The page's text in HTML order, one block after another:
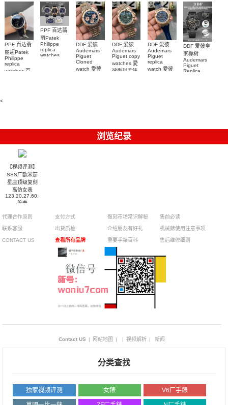
001包金真
钻 腕表
PPF 百达翡
丽超Patek
Philippe
replica
watches 百
PPF 百达翡
丽Patek
Philippe
replica
watches
DDF 爱彼
Audemars
Piguet
Cloned
watch 愛彼
DDF 爱彼
Audemars
Piguet copy
watches 愛
彼復刻手錶
DDF 爱彼
Audemars
Piguet
replica
watch 愛彼
DDF 爱彼皇
家橡树
Audemars
Piguet
Replica
<
浏览纪录
【视频评测】
SSS厂欧米茄
星座顶级复刻
高仿女表
123.20.27.60.02.003
腕表
代理合作原则
联系客服
CONTACT US
支付方式
出货质检
查看所有品牌
復刻市场常识解秘
介绍朋友有好礼
重要手錶百科
售前必读
机械錶使用注意事项
售后维修细则
Contact US | 网站地图 | | 视频解析 | 新闻
分类查找
独家视频评测 女錶 V6厂手錶